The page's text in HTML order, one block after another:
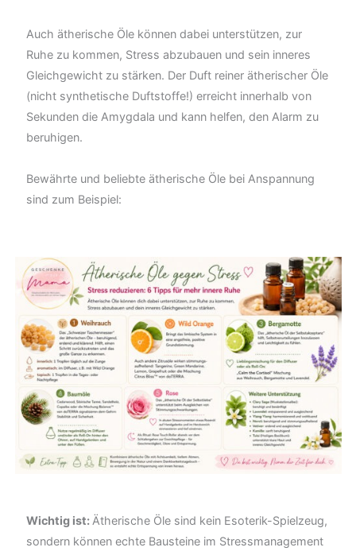
Auch ätherische Öle können dabei unterstützen, zur
Ruhe zu kommen, Stress abzubauen und sein inneres
Gleichgewicht zu stärken. Der Duft reiner ätherischer Öle
(nicht synthetische Duftstoffe!) erreicht innerhalb von
Sekunden die Amygdala und kann helfen, den Alarm zu
beruhigen.
Bewährte und beliebte ätherische Öle bei Anspannung
sind zum Beispiel:
Wichtig ist: Ätherische Öle sind kein Esoterik-Spielzeug,
sondern können echte Bausteine im Stressmanagement